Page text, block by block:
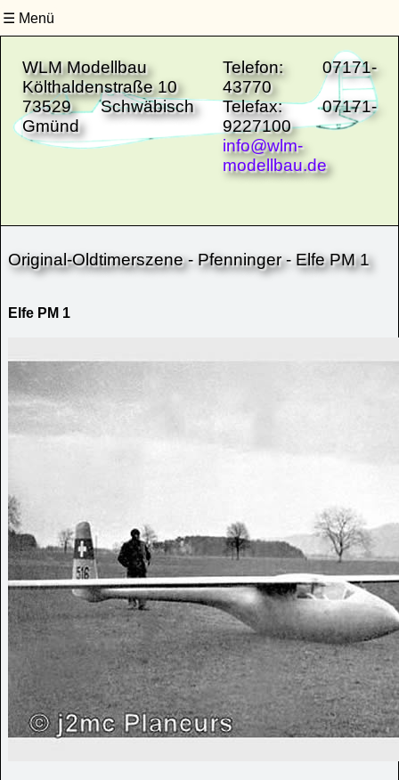
Site-Navigation
Menü
Untermenüs schließen
WLM Modellbau
Költhaldenstraße 10
73529 Schwäbisch
Gmünd
Telefon: 07171-
43770
Telefax: 07171-
9227100
info@wlm-
modellbau.de
Original-Oldtimerszene - Pfenninger - Elfe PM 1
Elfe PM 1